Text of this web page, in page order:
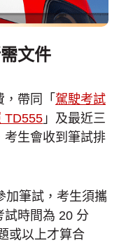
文件
帶同「 駕駛考試
TD555 」及最近三
考生會收到筆試排
加筆試，考生須攜
試時間為 20 分
或以上才算合